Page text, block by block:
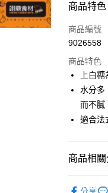
付款方式
信用卡一
運送方式
• 付款後
每筆
每筆
(請點開選
商品特色
商品編號
9026558
商品特色
上白
水分多
而不膩
適合法
商品相